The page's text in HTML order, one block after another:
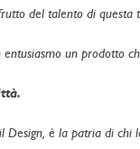
del talento di questa
un prodotto
Design, è la patria di